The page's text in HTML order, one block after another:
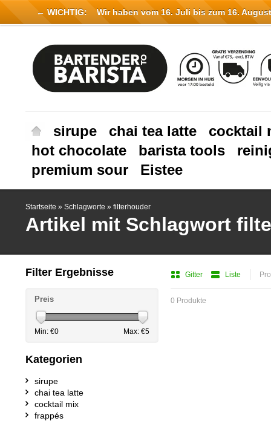
sirupe chai tea latte
cocktail
hot chocolate
barista tools
premium sour
Eistee
Startseite » Schlagworte » filterhouder
Artikel mit Schlagwort
Gitter Liste
0 Produkte
Filter Ergebnisse
Preis
Min: €0 Max: €5
Kategorien
sirupe
chai tea latte
cocktail mix
frappés
← WICHTIG: Wir haben vom 16. Juli bis zum 16.